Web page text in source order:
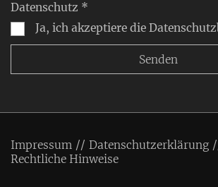
Datenschutz *
Ja, ich akzeptiere die
Impressum
Datenschutzerklärung
Rechtliche Hinweise